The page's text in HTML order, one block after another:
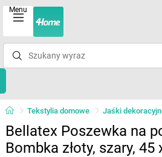
Menu
Tekstylia domowe Jaśki
Bellatex Poszewka na
Bombka złoty, szary, 45